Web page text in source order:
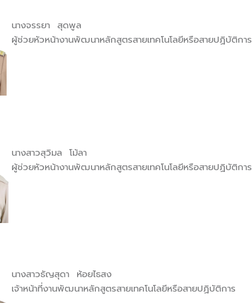
นางจรรยา สุดพูล
ผู้ช่วยหัวหน้างานพัฒนาหลักสูตรสายเทคโนโลยีหรือสายปฏิบัติการ
นางสาวสุวิมล โม้ลา
ผู้ช่วยหัวหน้างานพัฒนาหลักสูตรสายเทคโนโลยีหรือสายปฏิบัติการ
นางสาวธัญสุดา ห้อยไธสง
เจ้าหน้าที่งานพัฒนาหลักสูตรสายเทคโนโลยีหรือสายปฏิบัติการ